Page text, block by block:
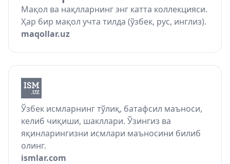
Мақол ва нақлларнинг энг катта коллекцияси.
Ҳар бир мақол учта тилда (ўзбек, рус, инглиз).
maqollar.uz
Ўзбек исмларнинг тўлиқ, батафсил маъноси,
келиб чиқиши, шакллари. Ўзингиз ва
яқинларингизни исмлари маъносини билиб
олинг.
ismlar.com